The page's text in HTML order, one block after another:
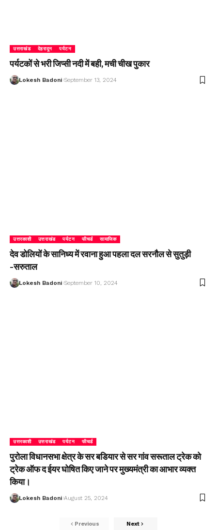
उत्तराखंड देहरादून पर्यटन
पर्यटकों से भरी जिप्सी नदी में बही, मची चीख पुकार
Lokesh Badoni September 13, 2024
उत्तरकाशी उत्तराखंड पर्यटन फीचर्ड सामाजिक
देव डोलियों के सानिध्य में रवाना हुआ पहला दल सरनौल से सुतुड़ी
-सरुताल
Lokesh Badoni September 10, 2024
उत्तरकाशी उत्तराखंड पर्यटन फीचर्ड
पुरोला विधानसभा क्षेत्र के सर बडियार से सर गांव सरूताल ट्रेक को
ट्रेक ऑफ द ईयर घोषित किए जाने पर मुख्यमंत्री का आभार व्यक्त
किया।
Lokesh Badoni August 25, 2024
Previous Next